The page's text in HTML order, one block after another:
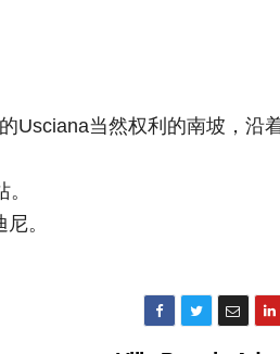
Usciana当​​然权利的南坡，沿
。